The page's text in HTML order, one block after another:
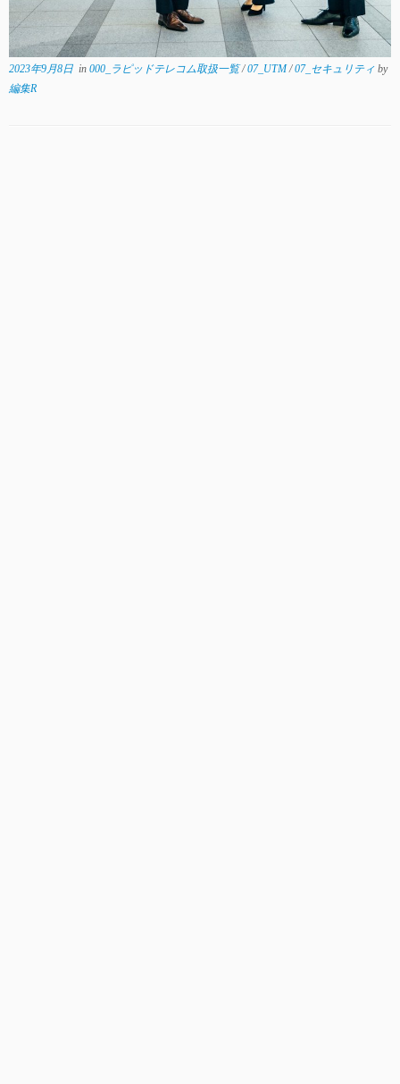
2023年9月8日 in 000_ラピッドテレコム取扱一覧/07_UTM/07_セキュリティ by
編集R